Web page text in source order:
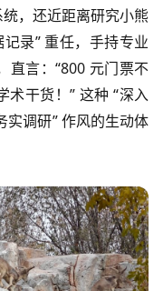
，还近距离研究小熊
录” 重任，手持专业
直言：“800 元门票不
术干货！” 这种 “深入
实调研” 作风的生动体